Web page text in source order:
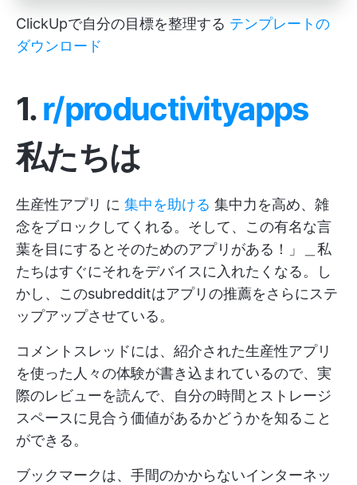
ClickUpで自分の目標を整理する テンプレートの
ダウンロード
1.r/productivityapps
私たちは
生産性アプリ に 集中を助ける 集中力を高め、雑
念をブロックしてくれる。そして、この有名な言
葉を目にするとそのためのアプリがある！」＿私
たちはすぐにそれをデバイスに入れたくなる。し
かし、このsubredditはアプリの推薦をさらにステ
ップアップさせている。
コメントスレッドには、紹介された生産性アプリ
を使った人々の体験が書き込まれているので、実
際のレビューを読んで、自分の時間とストレージ
スペースに見合う価値があるかどうかを知ること
ができる。
ブックマークは、手間のかからないインターネッ